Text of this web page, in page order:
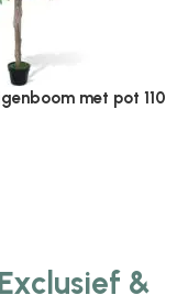
met pot 110
&